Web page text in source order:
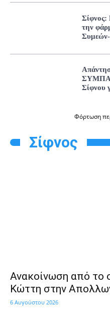
Σίφνος:
την
Συμεών-
Σίφνου
Φόρτωση
Σίφνος
Ανακοίνωση από το
Κώττη στην
6 Αυγούστου 2026